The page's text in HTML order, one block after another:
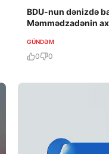
BDU-nun dənizdə
Məmmədzadənin
GÜNDƏM
0 0